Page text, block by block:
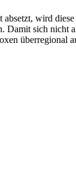
wird
Damit sich nicht
überregional